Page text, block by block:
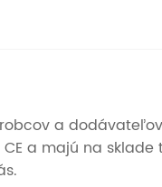
a
a majú na